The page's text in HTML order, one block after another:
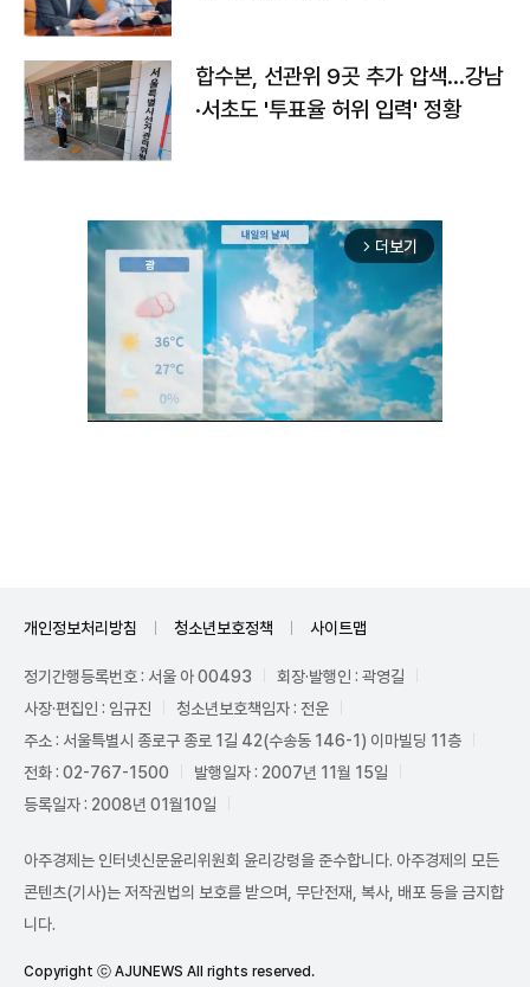
합수본, 선관위 9곳 추가 압색…강남
·서초도 '투표율 허위 입력' 정황
arrow_forward_ios 더보기
개인정보처리방침 청소년보호정책 사이트맵
정기간행등록번호 : 서울 아 00493
회장·발행인 : 곽영길
사장·편집인 : 임규진
청소년보호책임자 : 전운
주소 : 서울특별시 종로구 종로 1길 42(수송동 146-1) 이마빌딩 11층
전화 : 02-767-1500
발행일자 : 2007년 11월 15일
등록일자 : 2008년 01월10일
아주경제는 인터넷신문윤리위원회 윤리강령을 준수합니다. 아주경제의 모든
콘텐츠(기사)는 저작권법의 보호를 받으며, 무단전재, 복사, 배포 등을 금지합
니다.
Copyright ⓒ AJUNEWS All rights reserved.